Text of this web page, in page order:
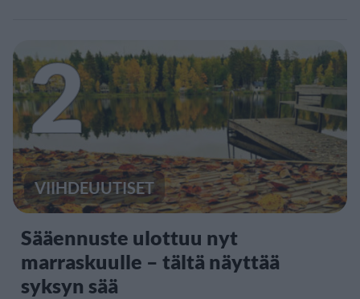
2
VIIHDEUUTISET
Sääennuste ulottuu nyt
marraskuulle – tältä näyttää
syksyn sää